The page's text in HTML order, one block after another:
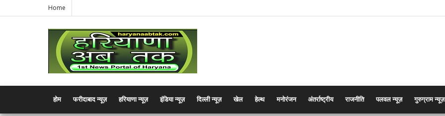
Home
होम फरीदाबाद न्यूज़ हरियाणा न्यूज़ इंडिया न्यूज़ दिल्ली न्यूज़ खेल हेल्थ मनोरंजन अंतर्राष्ट्रीय राजनीति पलवल न्यूज़ गुरुग्राम न्यूज़